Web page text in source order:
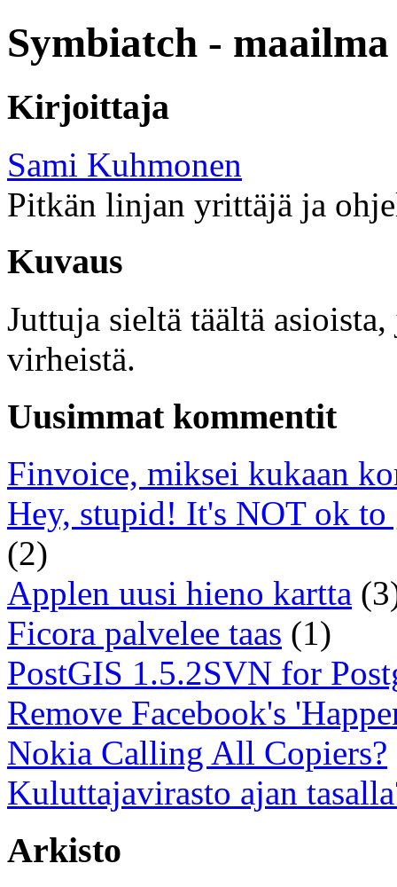
Symbiatch -
Kirjoittaja
Sami Kuhmonen
Pitkän linjan yrittäjä ja
Kuvaus
Juttuja sieltä täältä
virheistä.
Uusimmat kommentit
Finvoice, miksei kukaan
Hey, stupid! It's NOT ok to
(2)
Applen uusi hieno kartta
Ficora palvelee taas (1)
PostGIS 1.5.2SVN for
Remove Facebook's
Nokia Calling All Copiers?
Kuluttajavirasto ajan
Arkisto